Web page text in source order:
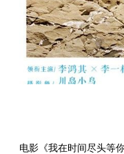
电影《我在时间尽头等